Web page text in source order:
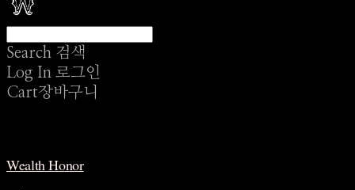
Search 검색
Log In 로그인
Cart장바구니
Wealth Honor